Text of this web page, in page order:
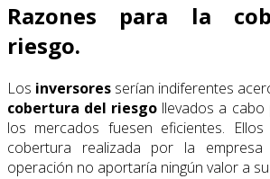
Razones para la
riesgo.
Los inversores serían indiferentes
cobertura del riesgo llevados a
los mercados fuesen eficientes.
cobertura realizada por la
operación no aportaría ningún valor a